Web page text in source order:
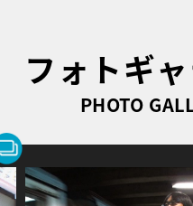
フォトギ
PHOTO